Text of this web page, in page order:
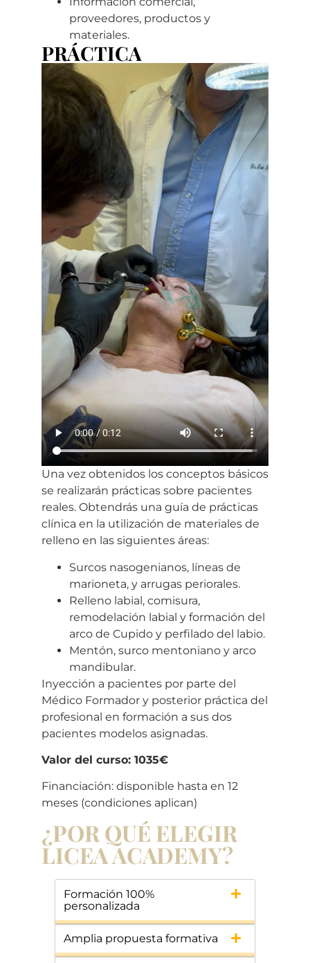
proveedores, productos y
materiales.
PRÁCTICA
Una vez obtenidos los conceptos básicos
se realizarán prácticas sobre pacientes
reales. Obtendrás una guía de prácticas
clínica en la utilización de materiales de
relleno en las siguientes áreas:
Surcos nasogenianos, líneas de
marioneta, y arrugas periorales.
Relleno labial, comisura,
remodelación labial y formación del
arco de Cupido y perfilado del labio.
Mentón, surco mentoniano y arco
mandibular.
Inyección a pacientes por parte del
Médico Formador y posterior práctica del
profesional en formación a sus dos
pacientes modelos asignadas.
Valor del curso: 1035€
Financiación: disponible hasta en 12
meses (condiciones aplican)
¿POR QUÉ ELEGIR
LICEA ACADEMY?
Formación 100%
personalizada
Amplia propuesta formativa